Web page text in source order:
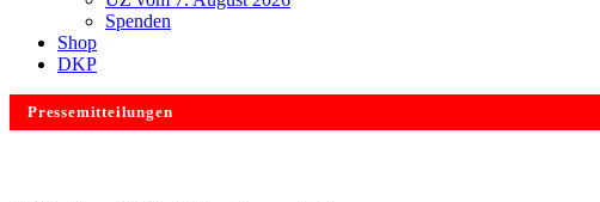
Spenden
Shop
DKP
Pressemitteilungen